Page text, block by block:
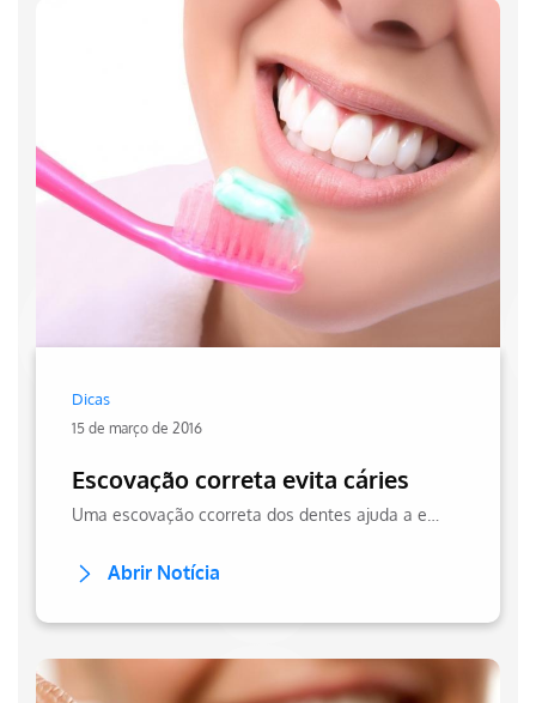
Dicas
15 de março de 2016
Escovação correta evita cáries
Abrir Notícia